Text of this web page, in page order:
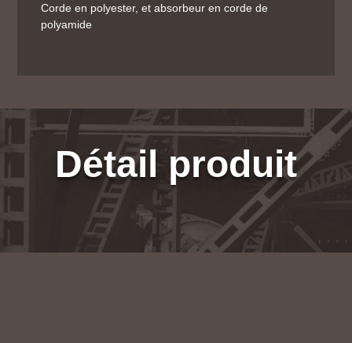
Corde en polyester, et absorbeur en corde de
polyamide
Détail produit